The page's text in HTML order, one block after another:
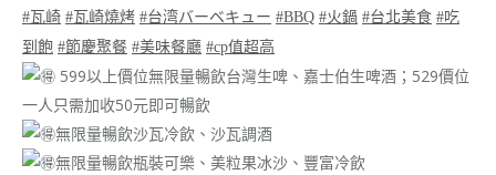
#瓦崎 #瓦崎燒烤 #台湾バーベキュー #BBQ #火鍋 #台北美食 #吃
到飽 #節慶聚餐 #美味餐廳 #cp值超高
599以上價位無限量暢飲台灣生啤、嘉士伯生啤酒；529價位
一人只需加收50元即可暢飲
無限量暢飲沙瓦冷飲、沙瓦調酒
無限量暢飲瓶裝可樂、美粒果冰沙、豐富冷飲